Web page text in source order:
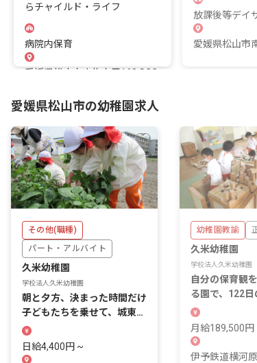
らチャイルド・ライフ
病院内保育
愛媛県松山市南梅本甲160 SCC
放課後等デイ
愛媛県松山市
愛媛県松山市の幼稚園求人
その他(職種)
パート・アルバイト
久米幼稚園
学校法人久米幼稚園
朝と夕方、決まった時間だけ
子どもたちを乗せて、城東・
城南エリアの道を走る仕事で
す。
日給4,400円 ~
幼稚園教諭
久米幼稚園
学校法人久米幼稚園
自分の保育観
る園で、122
す
月給189,500
伊予鉄道横河